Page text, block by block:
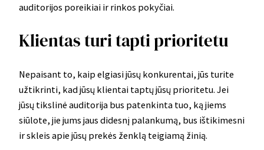
auditorijos poreikiai ir rinkos pokyčiai.
Klientas turi tapti prioritetu
Nepaisant to, kaip elgiasi jūsų konkurentai, jūs turite
užtikrinti, kad jūsų klientai taptų jūsų prioritetu. Jei
jūsų tikslinė auditorija bus patenkinta tuo, ką jiems
siūlote, jie jums jaus didesnį palankumą, bus ištikimesni
ir skleis apie jūsų prekės ženklą teigiamą žinią.